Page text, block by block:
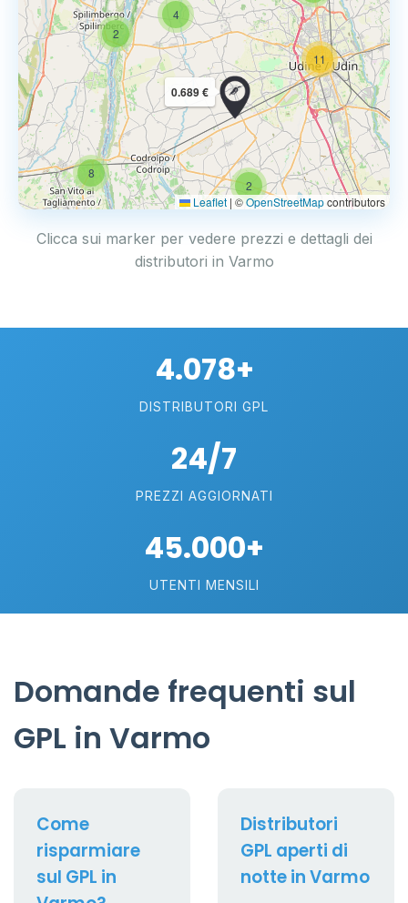
2
4
11
2
8
0.689 €
Leaflet | ©OpenStreetMapcontributors
Clicca sui marker per vedere prezzi e dettagli dei
distributori in Varmo
4.078+
DISTRIBUTORI GPL
24/7
PREZZI AGGIORNATI
45.000+
UTENTI MENSILI
Domande frequenti sul
GPL in Varmo
Come
risparmiare
sul GPL in
Distributori
GPL aperti di
notte in Varmo